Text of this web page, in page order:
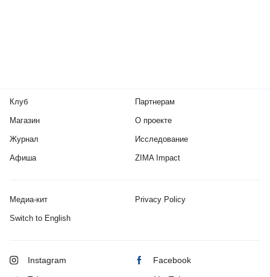
Клуб
Магазин
Журнал
Афиша
Партнерам
О проекте
Исследование
ZIMA Impact
Медиа-кит Privacy Policy
Switch to English
Instagram Facebook